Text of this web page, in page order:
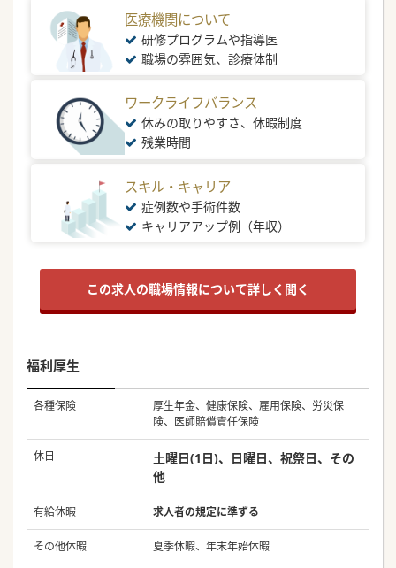
医療機関について
研修プログラムや指導医
職場の雰囲気、診療体制
ワークライフバランス
休みの取りやすさ、休暇制度
残業時間
スキル・キャリア
症例数や手術件数
キャリアアップ例（年収）
この求人の職場情報について詳しく聞く
福利厚生
各種保険
厚生年金、健康保険、雇用保険、労災保
険、医師賠償責任保険
休日
土曜日(1日)、日曜日、祝祭日、その
他
有給休暇 求人者の規定に準ずる
その他休暇 夏季休暇、年末年始休暇